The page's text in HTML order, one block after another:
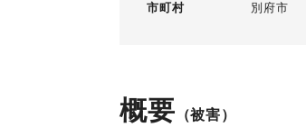
市町村 別府市
概要 （被害）